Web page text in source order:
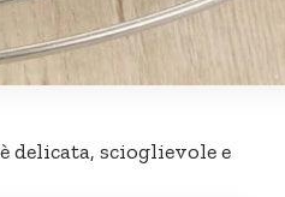
delicata, scioglievole e